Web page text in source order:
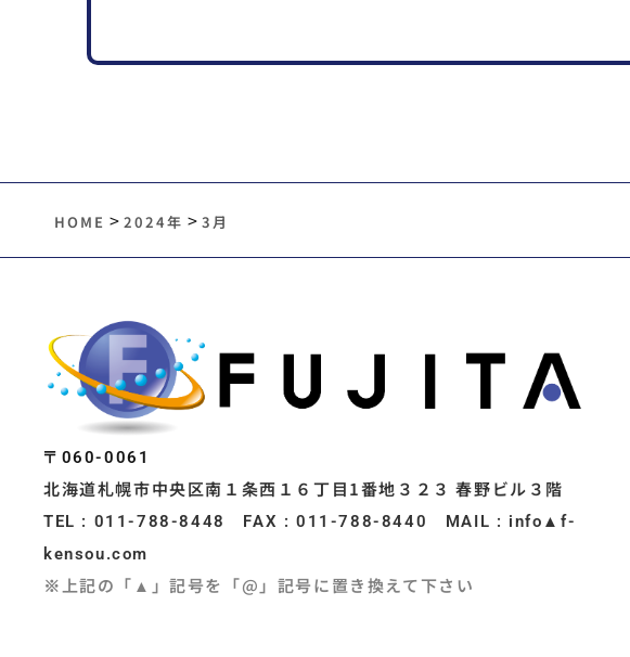
HOME > 2024年 > 3月
〒060-0061
北海道札幌市中央区南１条西１６丁目1番地３２３ 春野ビル３階
TEL : 011-788-8448 FAX : 011-788-8440 MAIL : info▲f-
kensou.com
※上記の「▲」記号を「@」記号に置き換えて下さい